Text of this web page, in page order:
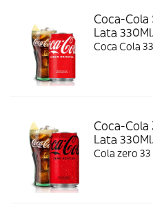
Coca-Cola
Lata 330Ml.
Coca Cola 33
Coca-Cola
Lata 330Ml.
Cola zero 33